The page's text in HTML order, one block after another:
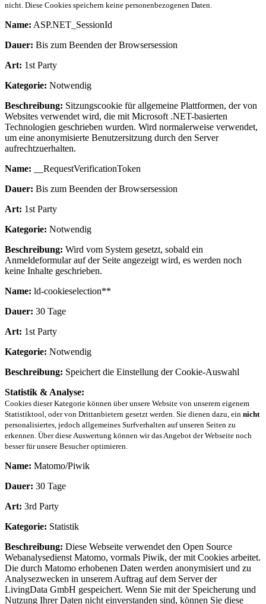
nicht. Diese Cookies speichern keine personenbezogenen Daten.
Name: ASP.NET_SessionId
Dauer: Bis zum Beenden der Browsersession
Art: 1st Party
Kategorie: Notwendig
Beschreibung: Sitzungscookie für allgemeine Plattformen, der von
Websites verwendet wird, die mit Microsoft .NET-basierten
Technologien geschrieben wurden. Wird normalerweise verwendet,
um eine anonymisierte Benutzersitzung durch den Server
aufrechtzuerhalten.
Name: __RequestVerificationToken
Dauer: Bis zum Beenden der Browsersession
Art: 1st Party
Kategorie: Notwendig
Beschreibung: Wird vom System gesetzt, sobald ein
Anmeldeformular auf der Seite angezeigt wird, es werden noch
keine Inhalte geschrieben.
Name: ld-cookieselection**
Dauer: 30 Tage
Art: 1st Party
Kategorie: Notwendig
Beschreibung: Speichert die Einstellung der Cookie-Auswahl
Statistik & Analyse:
Cookies dieser Kategorie können über unsere Website von unserem eigenem
Statistiktool, oder von Drittanbietern gesetzt werden. Sie dienen dazu, ein nicht
personalisiertes, jedoch allgemeines Surfverhalten auf unseren Seiten zu
erkennen. Über diese Auswertung können wir das Angebot der Webseite noch
besser für unsere Besucher optimieren.
Name: Matomo/Piwik
Dauer: 30 Tage
Art: 3rd Party
Kategorie: Statistik
Beschreibung: Diese Webseite verwendet den Open Source
Webanalysedienst Matomo, vormals Piwik, der mit Cookies arbeitet.
Die durch Matomo erhobenen Daten werden anonymisiert und zu
Analysezwecken in unserem Auftrag auf dem Server der
LivingData GmbH gespeichert. Wenn Sie mit der Speicherung und
Nutzung Ihrer Daten nicht einverstanden sind, können Sie diese